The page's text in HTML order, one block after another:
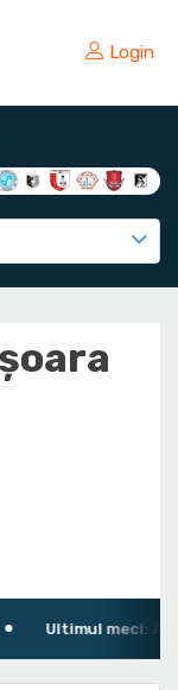
Login
Ultimul meci: